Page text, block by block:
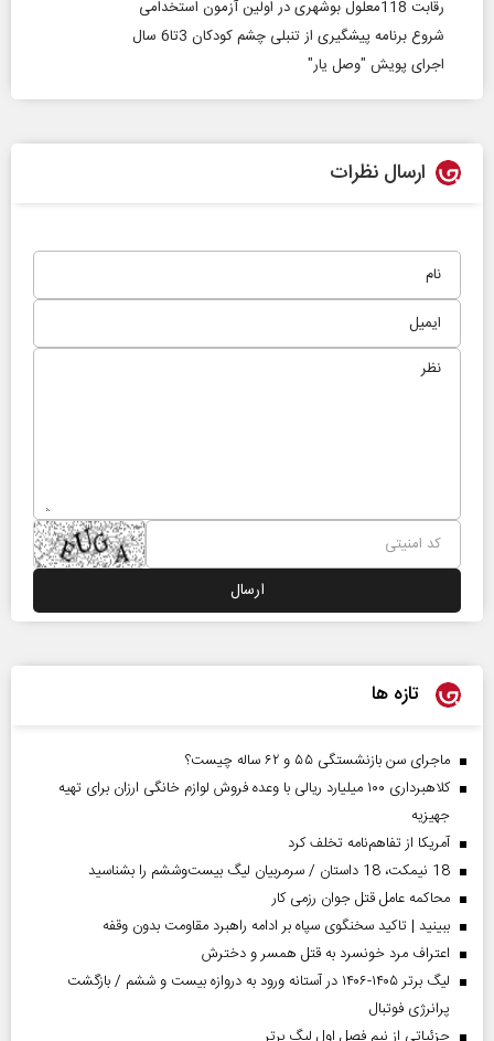
رقابت 118معلول بوشهری در اولین آزمون استخدامی
شروع برنامه پیشگیری از تنبلی چشم کودکان 3تا6 سال
اجرای پویش "وصل یار"
ارسال نظرات
تازه ها
ماجرای سن بازنشستگی ۵۵ و ۶۲ ساله چیست؟
کلاهبرداری ۱۰۰ میلیارد ریالی با وعده فروش لوازم خانگی ارزان برای تهیه
جهیزیه
آمریکا از تفاهم‌نامه تخلف کرد
18 نیمکت، 18 داستان / سرمربیان لیگ بیست‌وششم را بشناسید
محاکمه عامل قتل جوان رزمی کار
ببینید | تاکید سخنگوی سپاه بر ادامه راهبرد مقاومت بدون وقفه
اعتراف مرد خونسرد به قتل همسر و دخترش
لیگ برتر ۱۴۰۵-۱۴۰۶ در آستانه ورود به دروازه بیست و ششم / بازگشت
پرانرژی فوتبال